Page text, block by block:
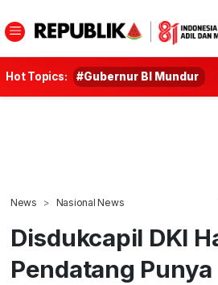
Hot Topics: #Gubernur BI Mundur
News Nasional News
Disdukcapil DKI
Pendatang